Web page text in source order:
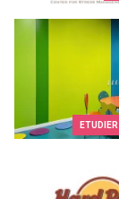
Kids&Us
Hard Rock